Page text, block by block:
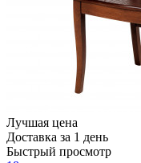
Лучшая цена
Доставка за 1 день
Быстрый просмотр